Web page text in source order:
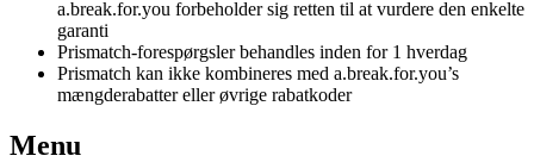
a.break.for.you forbeholder sig retten til at vurdere den enkelte
garanti
Prismatch-forespørgsler behandles inden for 1 hverdag
Prismatch kan ikke kombineres med a.break.for.you’s
mængderabatter eller øvrige rabatkoder
Menu